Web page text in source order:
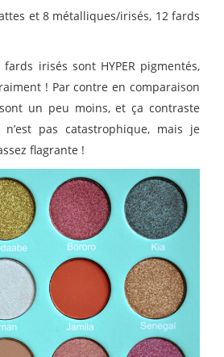
et 8 métalliques/irisés, 12 fards
fards irisés sont HYPER pigmentés,
! Par contre en comparaison
un peu moins, et ça contraste
pas catastrophique, mais je
flagrante !